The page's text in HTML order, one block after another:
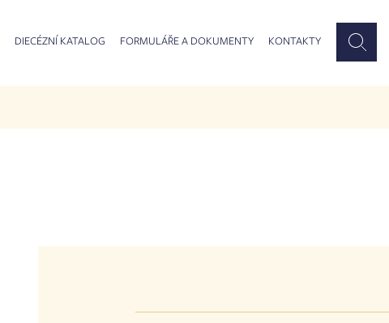
DIECÉZNÍ KATALOG FORMULÁŘE A DOKUMENTY KONTAKTY